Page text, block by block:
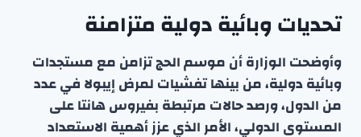
تحديات وبائية دولية متزامنة
وأوضحت الوزارة أن موسم الحج تزامن مع مستجدات
وبائية دولية، من بينها تفشيات لمرض إيبولا في عدد
من الدول، ورصد حالات مرتبطة بفيروس هانتا على
المستوى الدولي، الأمر الذي عزز أهمية الاستعداد